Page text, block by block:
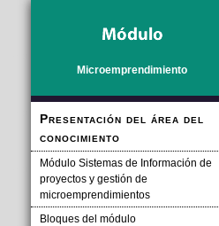
Microemprendimiento
Presentación del área del
conocimiento
Módulo Sistemas de Información de
proyectos y gestión de
microemprendimientos
Bloques del módulo